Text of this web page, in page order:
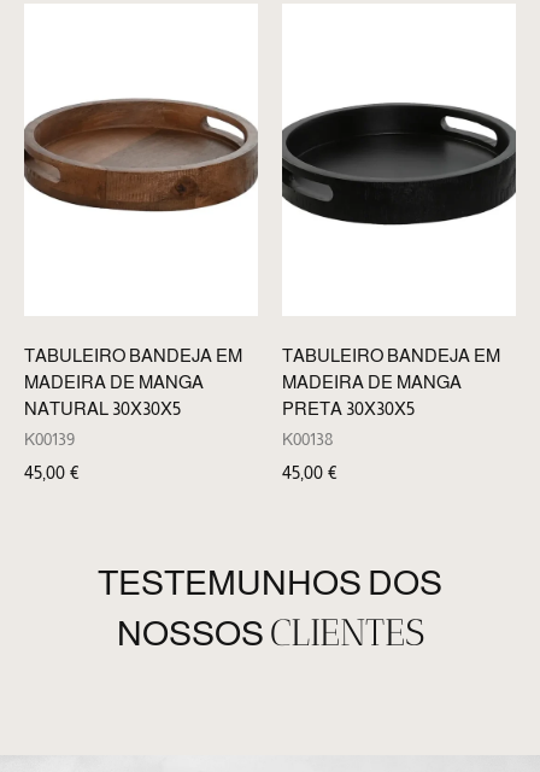
TABULEIRO BANDEJA EM
MADEIRA DE MANGA
NATURAL 30X30X5
K00139
45,00 €
TABULEIRO BANDEJA EM
MADEIRA DE MANGA
PRETA 30X30X5
K00138
45,00 €
TESTEMUNHOS DOS
NOSSOS CLIENTES